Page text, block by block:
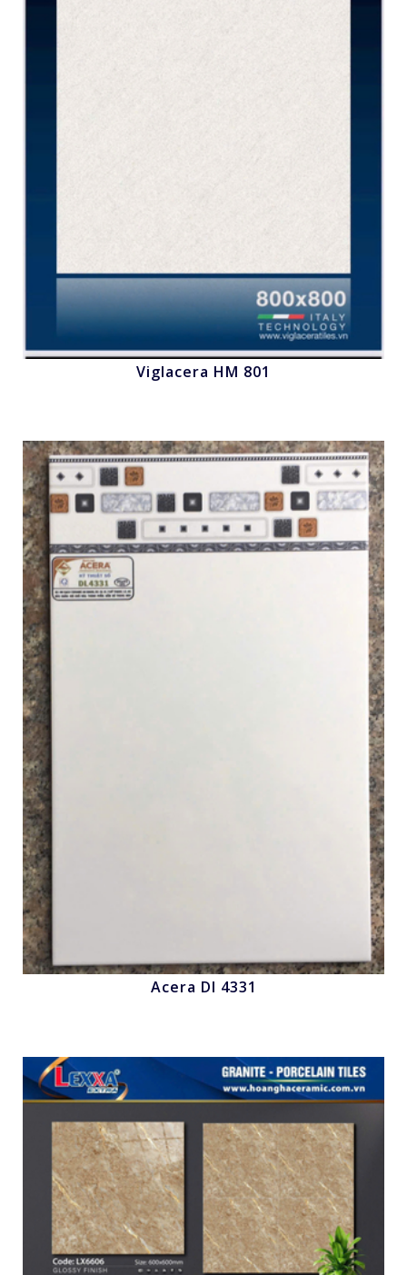
Nhấn để xem
Viglacera HM 801
Nhấn để xem
Acera Dl 4331